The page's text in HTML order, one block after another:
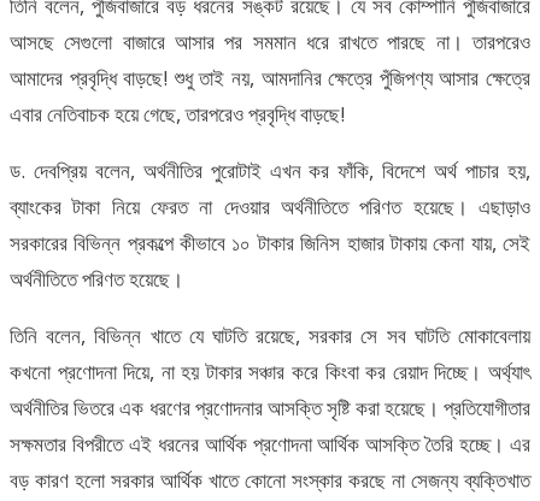
তিনি বলেন, পুঁজিবাজারে বড় ধরনের সঙ্কট রয়েছে। যে সব কোম্পানি পুঁজিবাজারে
আসছে সেগুলো বাজারে আসার পর সমমান ধরে রাখতে পারছে না। তারপরেও
আমাদের প্রবৃদ্ধি বাড়ছে! শুধু তাই নয়, আমদানির ক্ষেত্রে পুঁজিপণ্য আসার ক্ষেত্রে
এবার নেতিবাচক হয়ে গেছে, তারপরেও প্রবৃদ্ধি বাড়ছে!
ড. দেবপ্রিয় বলেন, অর্থনীতির পুরোটাই এখন কর ফাঁকি, বিদেশে অর্থ পাচার হয়,
ব্যাংকের টাকা নিয়ে ফেরত না দেওয়ার অর্থনীতিতে পরিণত হয়েছে। এছাড়াও
সরকারের বিভিন্ন প্রকল্পে কীভাবে ১০ টাকার জিনিস হাজার টাকায় কেনা যায়, সেই
অর্থনীতিতে পরিণত হয়েছে।
তিনি বলেন, বিভিন্ন খাতে যে ঘাটতি রয়েছে, সরকার সে সব ঘাটতি মোকাবেলায়
কখনো প্রণোদনা দিয়ে, না হয় টাকার সঞ্চার করে কিংবা কর রেয়াদ দিচ্ছে। অর্থ্যাৎ
অর্থনীতির ভিতরে এক ধরণের প্রণোদনার আসক্তি সৃষ্টি করা হয়েছে। প্রতিযোগীতার
সক্ষমতার বিপরীতে এই ধরনের আর্থিক প্রণোদনা আর্থিক আসক্তি তৈরি হচ্ছে। এর
বড় কারণ হলো সরকার আর্থিক খাতে কোনো সংস্কার করছে না সেজন্য ব্যক্তিখাত